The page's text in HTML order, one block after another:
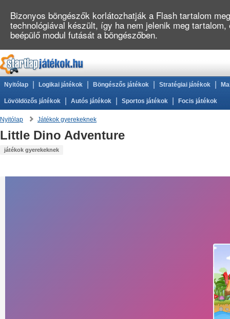
Nyitólap Logikai játékok Böngészős játékok Stratégiai játékok
Lövöldözős játékok Autós játékok Sportos játékok Focis játékok
Nyitólap Játékok gyerekeknek
Little Dino Adventure
játékok gyerekeknek
Bizonyos böngészők korlátozhatják a Flash tartalom
technológiával készült, így ha nem jelenik meg
beépülő modul futását a böngészőben.